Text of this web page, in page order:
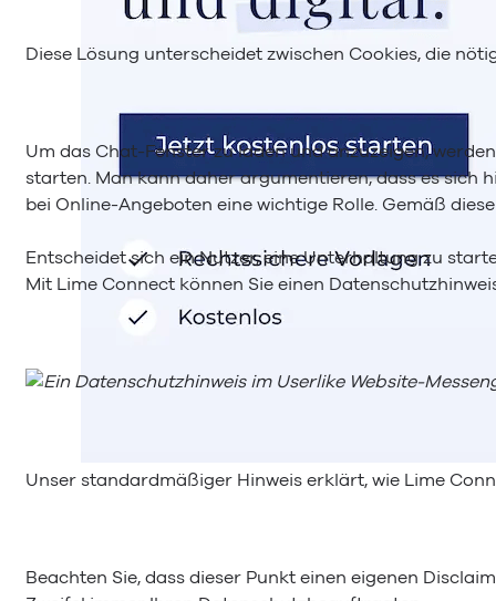
Diese Lösung unterscheidet zwischen Cookies, die
Um das Chat-Fenster zu laden und anzuzeigen,
starten. Man kann daher argumentieren, dass es sich
bei Online-Angeboten eine wichtige Rolle. Gemäß
Entscheidet sich ein Nutzer, eine Unterhaltung zu
Mit Lime Connect können Sie einen
Unser standardmäßiger Hinweis erklärt, wie Lime
Beachten Sie, dass dieser Punkt einen eigenen